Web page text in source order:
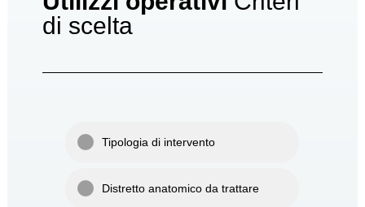
di scelta
Tipologia di intervento
Distretto anatomico da trattare